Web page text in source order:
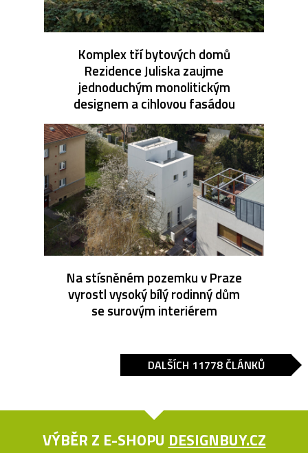
Komplex tří bytových domů
Rezidence Juliska zaujme
jednoduchým monolitickým
designem a cihlovou fasádou
Na stísněném pozemku v Praze
vyrostl vysoký bílý rodinný dům
se surovým interiérem
DALŠÍCH 11778 ČLÁNKŮ
VÝBĚR Z E-SHOPU DESIGNBUY.CZ